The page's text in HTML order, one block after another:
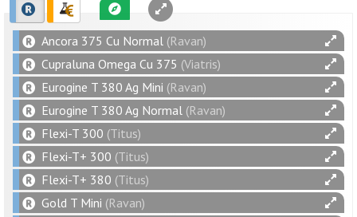
Ancora 375 Cu Normal (Ravan)
Cupraluna Omega Cu 375 (Viatris)
Eurogine T 380 Ag Mini (Ravan)
Eurogine T 380 Ag Normal (Ravan)
Flexi-T 300 (Titus)
Flexi-T+ 300 (Titus)
Flexi-T+ 380 (Titus)
Gold T Mini (Ravan)